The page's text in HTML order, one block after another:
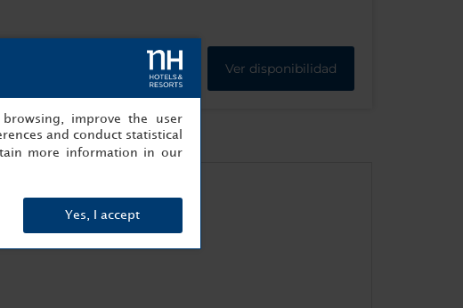
Ver disponibilidad
improve the user
and conduct statistical
more information in our
Yes, I accept